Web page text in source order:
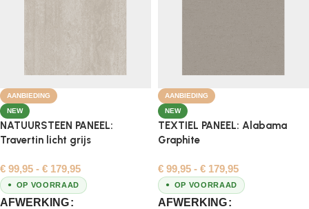
AANBIEDING
NEW
NATUURSTEEN PANEEL:
Travertin licht grijs
€ 99,95 - € 179,95
OP VOORRAAD
AFWERKING
AANBIEDING
NEW
TEXTIEL PANEEL: Alabama
Graphite
€ 99,95 - € 179,95
OP VOORRAAD
AFWERKING